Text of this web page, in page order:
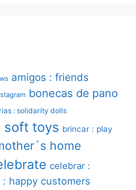
amigos : friends
bonecas de pano
: solidarity dolls
soft toys brincar : play
home
celebrar :
happy customers